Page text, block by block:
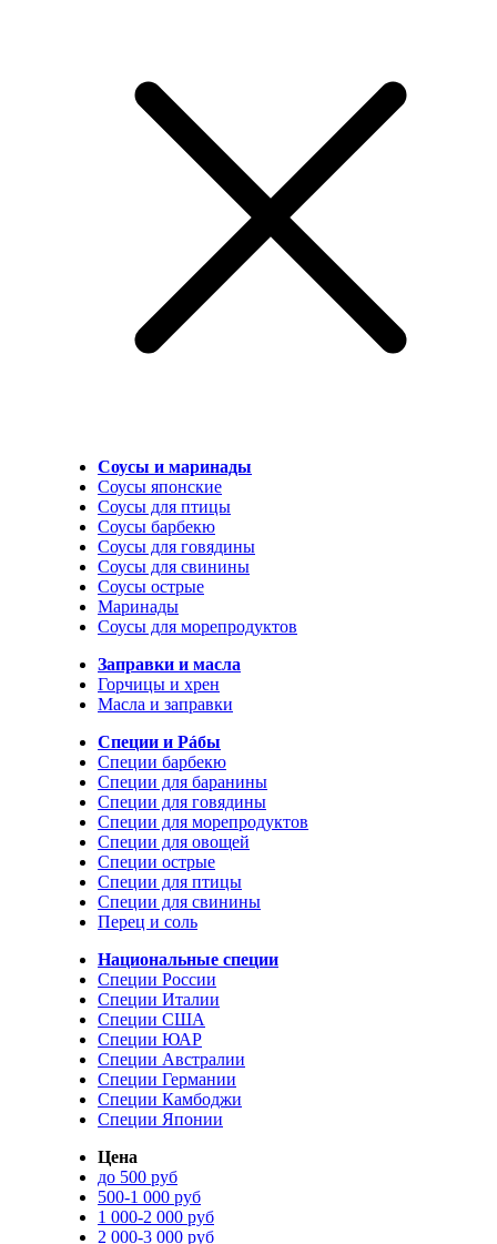
Соусы и маринады
Соусы японские
Соусы для птицы
Соусы барбекю
Соусы для говядины
Соусы для свинины
Соусы острые
Маринады
Соусы для морепродуктов
Заправки и масла
Горчицы и хрен
Масла и заправки
Специи и Рáбы
Специи барбекю
Специи для баранины
Специи для говядины
Специи для морепродуктов
Специи для овощей
Специи острые
Специи для птицы
Специи для свинины
Перец и соль
Национальные специи
Специи России
Специи Италии
Специи США
Специи ЮАР
Специи Австралии
Специи Германии
Специи Камбоджи
Специи Японии
Цена
до 500 руб
500-1 000 руб
1 000-2 000 руб
2 000-3 000 руб